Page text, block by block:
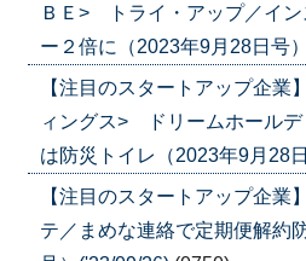
ＢＥ> トライ・アップ／イン
ー２倍に（2023年9月28日号
【注目のスタートアップ企
ィングス> ドリームホールデ
は防災トイレ（2023年9月28
【注目のスタートアップ企
テ／まめな連絡で定期便解約